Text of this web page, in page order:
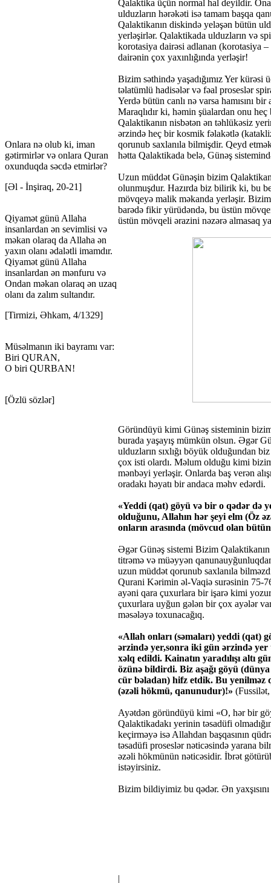
Onlara nə olub ki, iman
gətirmirlər və onlara Quran
oxunduqda səcdə etmirlər?
[Əl - İnşiraq, 20-21]
Qiyamət günü Allaha
insanlardan ən sevimlisi və
məkan olaraq da Allaha ən
yaxın olanı ədalətli imamdır.
Qiyamət günü Allaha
insanlardan ən mənfuru və
Ondan məkan olaraq ən uzaq
olanı da zalım sultandır.
[Tirmizi, Əhkam, 4/1329]
Müsəlmanın iki bayramı var:
Biri QURAN,
O biri QURBAN!
[Özlü sözlər]
Qalaktika üçün normal hal deyildir.
ulduzların hərəkəti isə tamam başqa
Qalaktikanın diskində yeləşən bütün
yerləşirlər. Qalaktikada ulduzların və
korotasiya dairəsi adlanan (korotasiya
dairənin çox yaxınlığında yerləşir!
Bizim səthində yaşadığımız Yer
təlatümlü hadisələr və fəal proseslər
Yerdə bütün canlı nə varsa hamısını
Maraqlıdır ki, həmin şüalardan onu
Qalaktikanın nisbətən ən təhlükəsiz
ərzində heç bir kosmik fəlakətlə
qorunub saxlanıla bilmişdir. Qeyd
hətta Qalaktikada belə, Günəş
Uzun müddət Günəşin bizim
olunmuşdur. Hazırda biz bilirik ki, bu
mövqeyə malik məkanda yerləşir.
barədə fikir yürüdəndə, bu üstün
üstün mövqeli ərazini nəzərə almasaq
Göründüyü kimi Günəş sisteminin
burada yaşayış mümkün olsun. Əgər
ulduzların sıxlığı böyük olduğundan
çox isti olardı. Məlum olduğu kimi
mənbəyi yerləşir. Onlarda baş verən
oradakı həyatı bir andaca məhv edərdi.
«Yeddi (qat) göyü və bir o qədər də
olduğunu, Allahın hər şeyi elm (Öz
onların arasında (mövcud olan
Əgər Günəş sistemi Bizim
titrəmə və müəyyən
uzun müddət qorunub saxlanıla
Qurani Kərimin əl-Vaqiə surəsinin 75-
ayəni qara çuxurlara bir işarə kimi
çuxurlara uyğun gələn bir çox ayələr
məsələyə toxunacağıq.
«Allah onları (səmaları) yeddi (qat)
ərzində yer,sonra iki gün ərzində
xəlq edildi. Kainatın yaradılışı altı
özünə bildirdi. Biz aşağı göyü
cür bəladan) hifz etdik. Bu yenilməz
(əzəli hökmü, qanunudur)!» (
Ayətdən göründüyü kimi «O, hər bir
Qalaktikadakı yerinin təsadüfi
keçirməyə isə Allahdan başqasının
təsadüfi proseslər nəticəsində yarana
əzəli hökmünün nəticəsidir. İbrət
istəyirsiniz.
Bizim bildiyimiz bu qədər. Ən
|